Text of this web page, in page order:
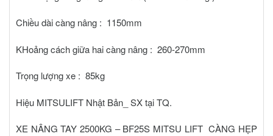
Chiều dài càng nâng : 1150mm
KHoảng cách giữa hai càng nâng : 260-270mm
Trọng lượng xe : 85kg
Hiệu MITSULIFT Nhật Bản_ SX tại TQ.
XE NÂNG TAY 2500KG – BF25S MITSU LIFT CÀNG HẸP